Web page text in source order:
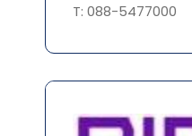
T: 088-5477000